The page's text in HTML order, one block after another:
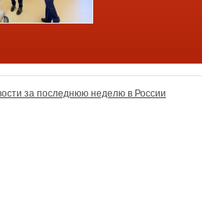
за последнюю неделю в России